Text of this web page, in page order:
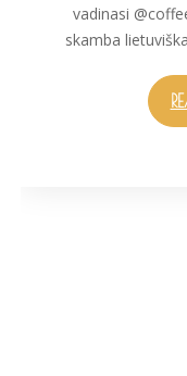
vadinasi
skamba